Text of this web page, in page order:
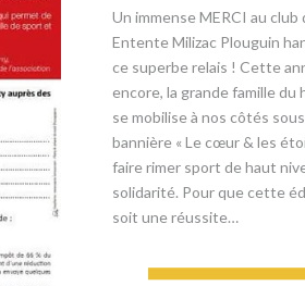
​Un immense MERCI au club
Entente Milizac Plouguin
ce superbe relais ! Cette
encore, la grande famille du
se mobilise à nos côtés
bannière « Le cœur & les
faire rimer sport de haut
solidarité. ​Pour que cette
soit une réussite…